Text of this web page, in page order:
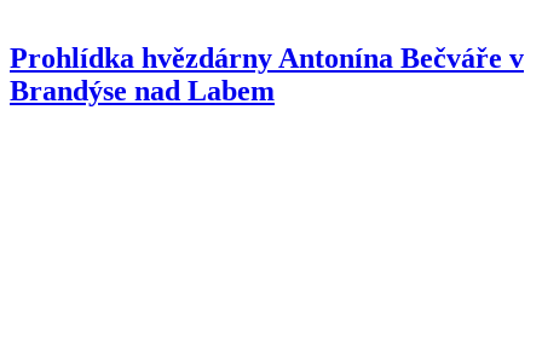
Prohlídka hvězdárny Antonína Bečváře v
Brandýse nad Labem